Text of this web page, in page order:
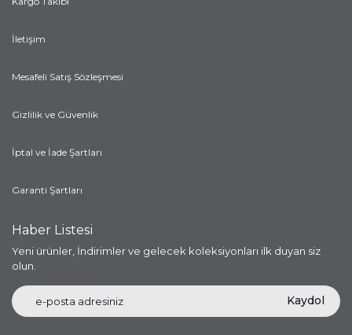
İletişim
Mesafeli Satış Sözleşmesi
Gizlilik ve Güvenlik
İptal ve İade Şartları
Garanti Şartları
Haber Listesi
Yeni ürünler, İndirimler ve gelecek koleksiyonları ilk duyan siz
olun.
Kaydol